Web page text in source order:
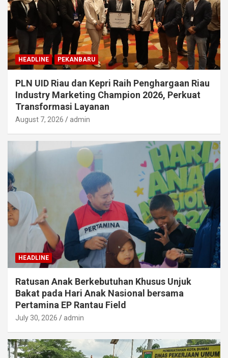
HEADLINE PEKANBARU
PLN UID Riau dan Kepri Raih Penghargaan Riau
Industry Marketing Champion 2026, Perkuat
Transformasi Layanan
August 7, 2026 admin
HEADLINE
Ratusan Anak Berkebutuhan Khusus Unjuk
Bakat pada Hari Anak Nasional bersama
Pertamina EP Rantau Field
July 30, 2026 admin